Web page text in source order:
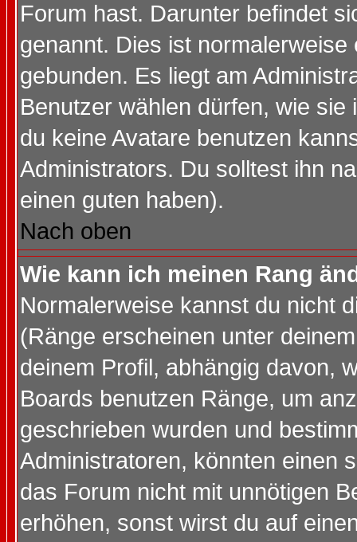
Forum hast. Darunter befindet
genannt. Dies ist
gebunden. Es liegt am
Benutzer wählen dürfen, wie
du keine Avatare benutzen
Administrators. Du solltest ihn
einen guten haben).
Nach oben
Wie kann ich meinen Rang
Normalerweise kannst du nicht
(Ränge erscheinen unter
deinem Profil, abhängig davon,
Boards benutzen Ränge, um
geschrieben wurden und
Administratoren, könnten einen
das Forum nicht mit unnötigen
erhöhen, sonst wirst du auf